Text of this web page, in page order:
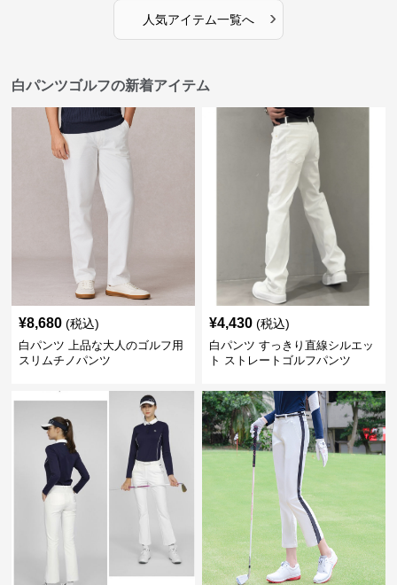
人気アイテム一覧へ ›
白パンツゴルフの新着アイテム
¥8,680 (税込)
白パンツ 上品な大人のゴルフ用
スリムチノパンツ
¥4,430 (税込)
白パンツ すっきり直線シルエッ
ト ストレートゴルフパンツ